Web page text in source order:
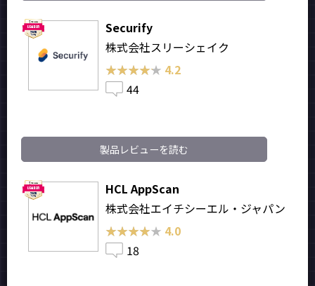
Securify
株式会社スリーシェイク
★★★★★
★★★★★ 4.2
44
製品レビューを読む
HCL AppScan
株式会社エイチシーエル・ジャパン
★★★★★
★★★★★ 4.0
18